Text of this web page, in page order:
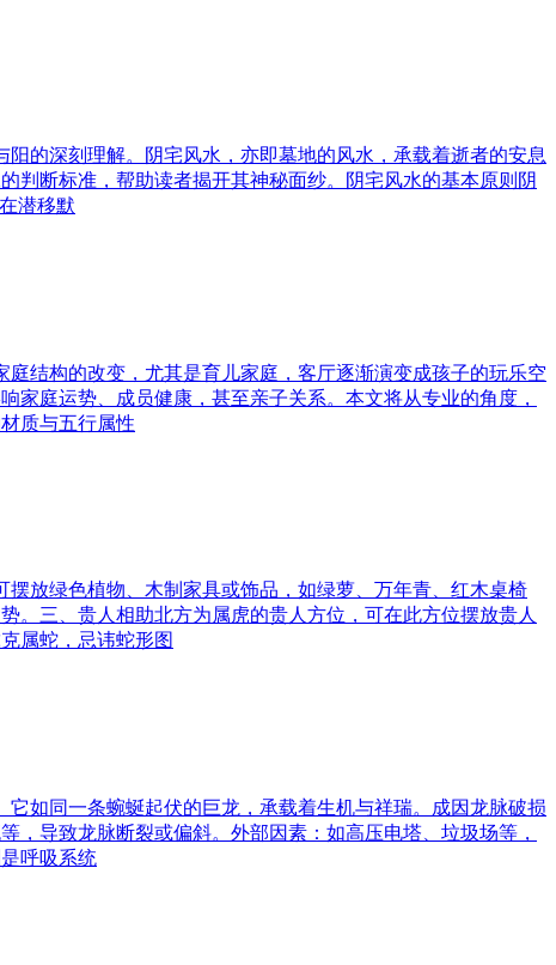
的深刻理解。阴宅风水，亦即墓地的风水，承载着逝者的安息
判断标准，帮助读者揭开其神秘面纱。阴宅风水的基本原则阴
潜移默
结构的改变，尤其是育儿家庭，客厅逐渐演变成孩子的玩乐空
庭运势、成员健康，甚至亲子关系。本文将从专业的角度，
质与五行属性
放绿色植物、木制家具或饰品，如绿萝、万年青、红木桌椅
。三、贵人相助北方为属虎的贵人方位，可在此方位摆放贵人
属蛇，忌讳蛇形图
如同一条蜿蜒起伏的巨龙，承载着生机与祥瑞。成因龙脉破损
导致龙脉断裂或偏斜。外部因素：如高压电塔、垃圾场等，
呼吸系统